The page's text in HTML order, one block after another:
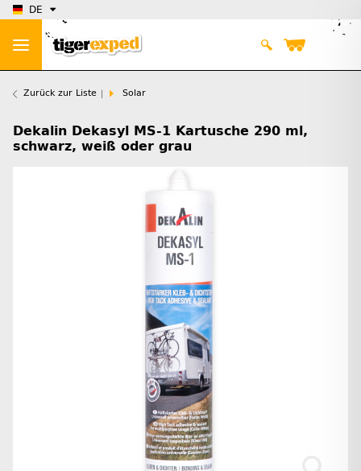
DE
Zurück zur Liste Solar
Dekalin Dekasyl MS-1 Kartusche 290 ml,
schwarz, weiß oder grau